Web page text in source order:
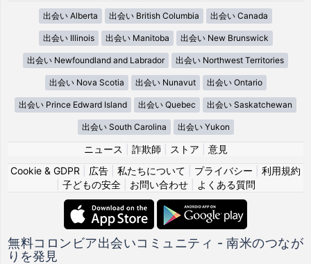
出会い Alberta 出会い British Columbia 出会い Canada
出会い Illinois 出会い Manitoba 出会い New Brunswick
出会い Newfoundland and Labrador 出会い Northwest Territories
出会い Nova Scotia 出会い Nunavut 出会い Ontario
出会い Prince Edward Island 出会い Quebec 出会い Saskatchewan
出会い South Carolina 出会い Yukon
ニュース 詐欺師 ストア
意見
Cookie & GDPR
広告 私たちについて プライバシー
利用規約
子どもの安全| お問い合わせ| よくある質問
無料コロンビア出会いコミュニティ - 南米のつなが
りを発見